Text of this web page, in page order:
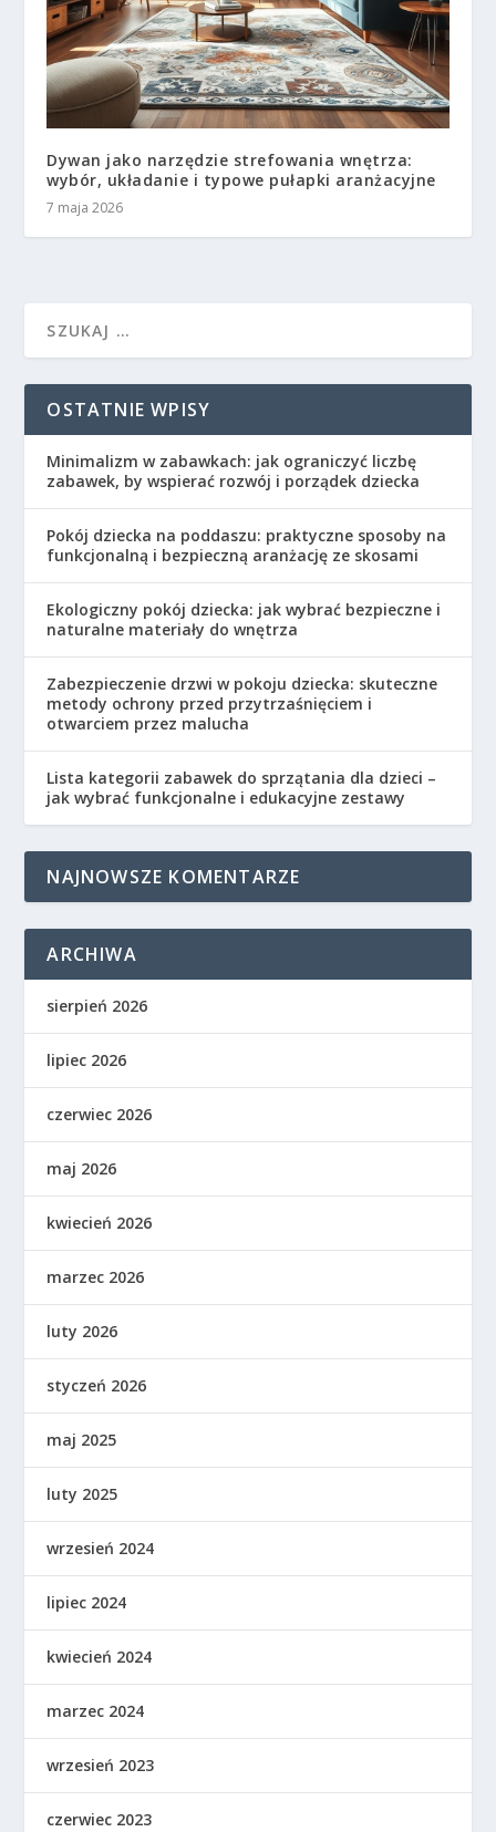
Dywan jako narzędzie strefowania wnętrza:
wybór, układanie i typowe pułapki aranżacyjne
7 maja 2026
OSTATNIE WPISY
Minimalizm w zabawkach: jak ograniczyć liczbę
zabawek, by wspierać rozwój i porządek dziecka
Pokój dziecka na poddaszu: praktyczne sposoby na
funkcjonalną i bezpieczną aranżację ze skosami
Ekologiczny pokój dziecka: jak wybrać bezpieczne i
naturalne materiały do wnętrza
Zabezpieczenie drzwi w pokoju dziecka: skuteczne
metody ochrony przed przytrzaśnięciem i
otwarciem przez malucha
Lista kategorii zabawek do sprzątania dla dzieci –
jak wybrać funkcjonalne i edukacyjne zestawy
NAJNOWSZE KOMENTARZE
ARCHIWA
sierpień 2026
lipiec 2026
czerwiec 2026
maj 2026
kwiecień 2026
marzec 2026
luty 2026
styczeń 2026
maj 2025
luty 2025
wrzesień 2024
lipiec 2024
kwiecień 2024
marzec 2024
wrzesień 2023
czerwiec 2023